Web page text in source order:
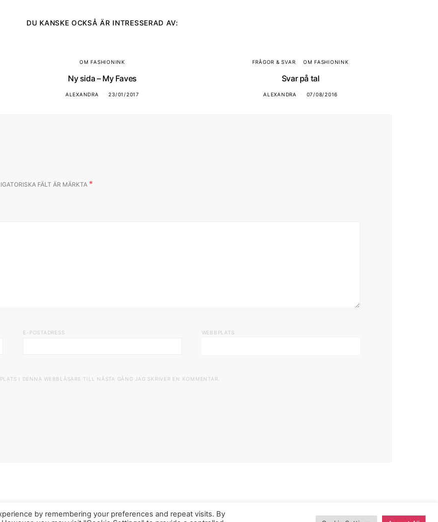
DU KANSKE OCKSÅ ÄR INTRESSERAD AV:
OM FASHIONINK
Ny sida – My Faves
ALEXANDRA 23/01/2017
FRÅGOR & SVAR OM FASHIONINK
Svar på tal
ALEXANDRA 07/08/2016
FÄLT ÄR MÄRKTA *
E-POSTADRESS WEBBPLATS
I DENNA WEBBLÄSARE TILL NÄSTA GÅNG JAG SKRIVER EN KOMMENTAR.
by remembering your preferences and repeat visits. By